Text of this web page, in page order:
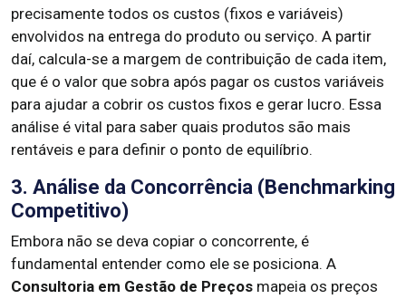
precisamente todos os custos (fixos e variáveis)
envolvidos na entrega do produto ou serviço. A partir
daí, calcula-se a margem de contribuição de cada item,
que é o valor que sobra após pagar os custos variáveis
para ajudar a cobrir os custos fixos e gerar lucro. Essa
análise é vital para saber quais produtos são mais
rentáveis e para definir o ponto de equilíbrio.
3. Análise da Concorrência (Benchmarking
Competitivo)
Embora não se deva copiar o concorrente, é
fundamental entender como ele se posiciona. A
Consultoria em Gestão de Preços mapeia os preços